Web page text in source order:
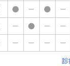
● － ● －
－ ● － －
－ － － －